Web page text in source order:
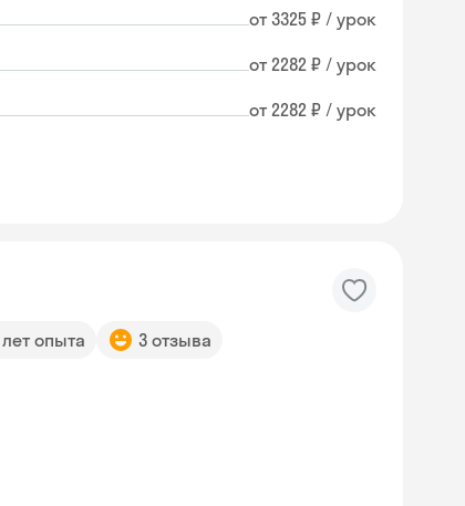
от 3325 ₽ / урок
от 2282 ₽ / урок
от 2282 ₽ / урок
опыта 3 отзыва